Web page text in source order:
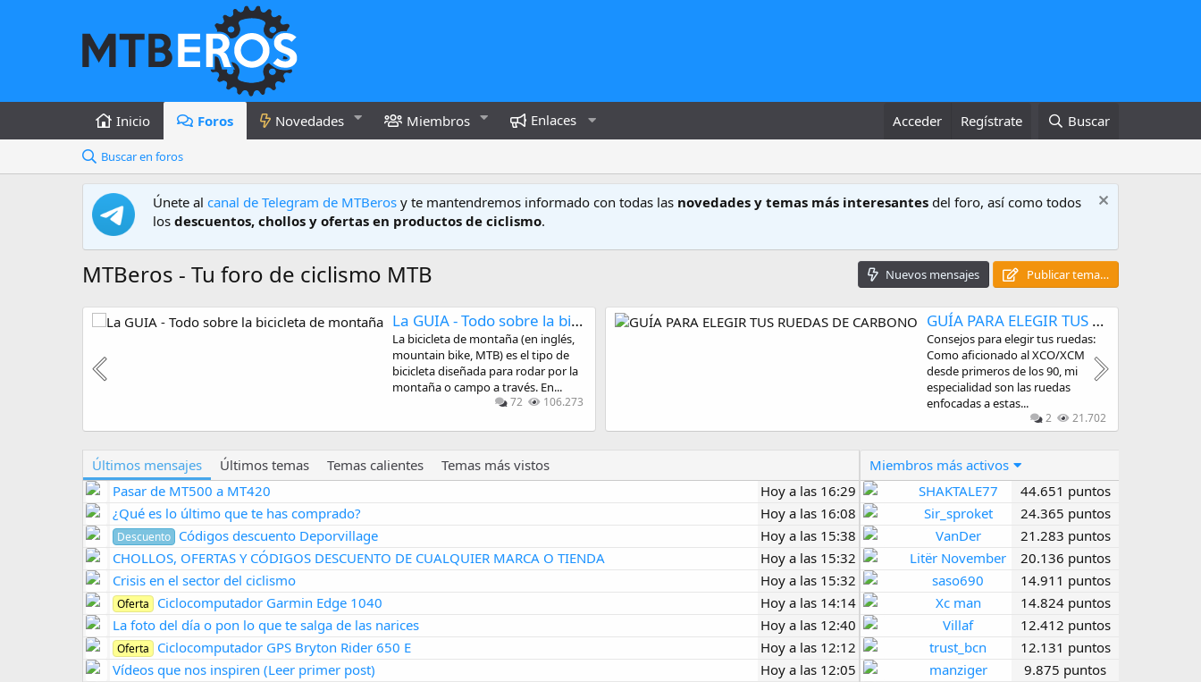
Inicio Foros Novedades Miembros Enlaces Acceder Regístrate Buscar
Buscar en foros
Únete al canal de Telegram de MTBeros y te mantendremos informado con todas las novedades y temas más interesantes del foro, así como todos
los descuentos, chollos y ofertas en productos de ciclismo.
MTBeros - Tu foro de ciclismo MTB Nuevos mensajes Publicar tema…
La GUIA - Todo sobre la bicicleta de montaña
La bicicleta de montaña (en inglés,
mountain bike, MTB) es el tipo de
bicicleta diseñada para rodar por la
montaña o campo a través. En...
106.273
72
GUÍA PARA ELEGIR TUS RUEDAS DE CARBONO
Consejos para elegir tus ruedas:
Como aficionado al XCO/XCM
desde primeros de los 90, mi
especialidad son las ruedas
enfocadas a estas...
21.702
2
Miembros más activos
SHAKTALE77
44.651
Sir_sproket
24.365
VanDer
21.283
Litër November
20.136
saso690
14.911
Xc man
14.824
Villaf
12.412
trust_bcn
12.131
manziger
9.875
Últimos mensajes Últimos temas Temas calientes
Temas más vistos
Pasar de MT500 a MT420
Hoy a las 16:29
¿Qué es lo último que te has comprado?
Hoy a las 16:08
Descuento Códigos descuento Deporvillage
Hoy a las 15:38
CHOLLOS, OFERTAS Y CÓDIGOS DESCUENTO DE CUALQUIER MARCA O TIENDA
Hoy a las 15:32
Crisis en el sector del ciclismo
Hoy a las 15:32
Oferta Ciclocomputador Garmin Edge 1040
Hoy a las 14:14
La foto del día o pon lo que te salga de las narices
Hoy a las 12:40
Oferta Ciclocomputador GPS Bryton Rider 650 E
Hoy a las 12:12
Vídeos que nos inspiren (Leer primer post)
Hoy a las 12:05